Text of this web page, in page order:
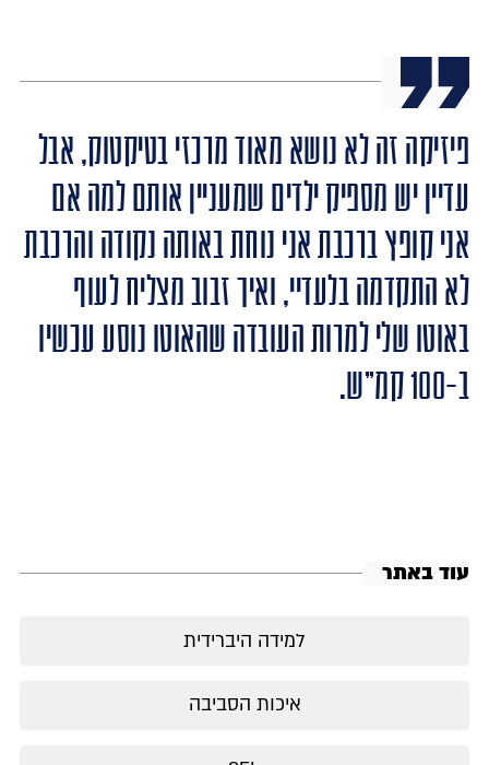
פיזיקה זה לא נושא מאוד מרכזי בטיקטוק, אבל
עדיין יש מספיק ילדים שמעניין אותם למה אם
אני קופץ ברכבת אני נוחת באותה נקודה והרכבת
לא התקדמה בלעדיי, ואיך זבוב מצליח לעוף
באוטו שלי למרות העובדה שהאוטו נוסע עכשיו
ב-100 קמ"ש.
עוד באתר
למידה היברידית
איכות הסביבה